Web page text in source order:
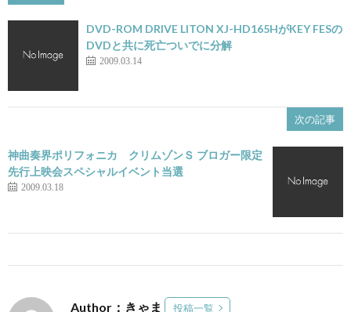
DVD-ROM DRIVE LITON XJ-HD165HがKEY FESの
DVDと共に死亡ついでに分解
2009.03.14
次の記事
神曲奏界ポリフォニカ クリムゾンＳ ブロガー限定
先行上映会スペシャルイベント当選
2009.03.18
Author：きゃま 投稿一覧